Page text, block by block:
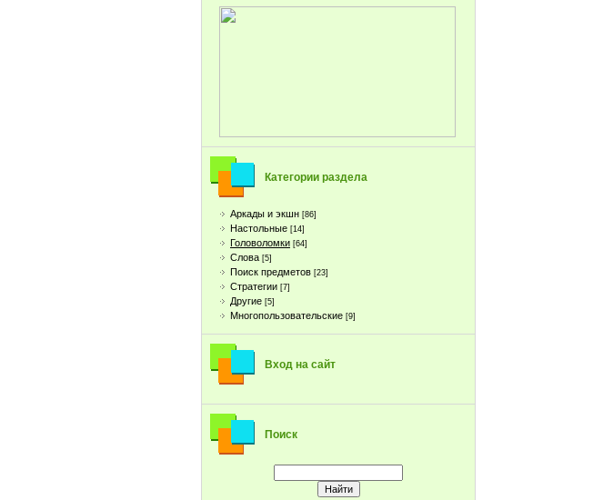
Категории раздела
Аркады и экшн [86]
Настольные [14]
Головоломки [64]
Слова [5]
Поиск предметов [23]
Стратегии [7]
Другие [5]
Многопользовательские [9]
Вход на сайт
Поиск